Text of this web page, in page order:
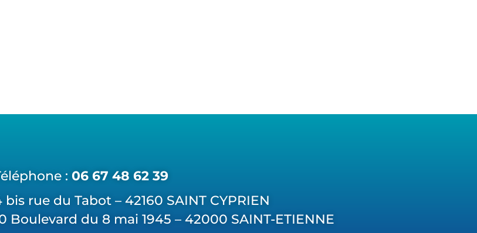
: 06 67 48 62 39
bis rue du Tabot – 42160 SAINT CYPRIEN
Boulevard du 8 mai 1945 – 42000 SAINT-ETIENNE